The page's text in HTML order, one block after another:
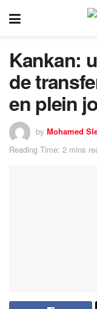
Kankan:
de
en plein
by Mohamed
Reading Time: 2 mins